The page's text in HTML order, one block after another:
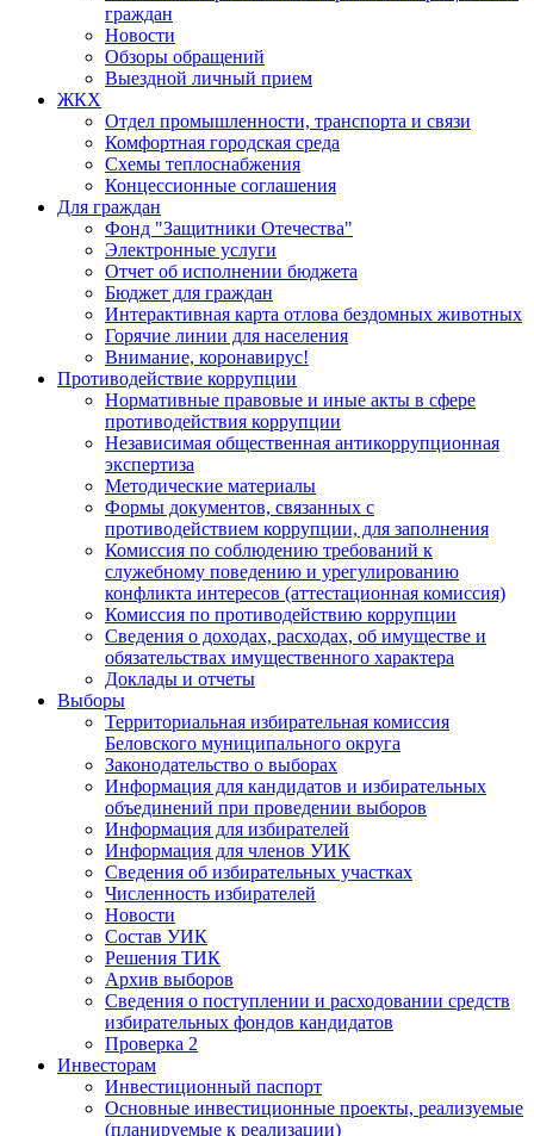
граждан
Новости
Обзоры обращений
Выездной личный прием
ЖКХ
Отдел промышленности, транспорта и связи
Комфортная городская среда
Схемы теплоснабжения
Концессионные соглашения
Для граждан
Фонд "Защитники Отечества"
Электронные услуги
Отчет об исполнении бюджета
Бюджет для граждан
Интерактивная карта отлова бездомных животных
Горячие линии для населения
Внимание, коронавирус!
Противодействие коррупции
Нормативные правовые и иные акты в сфере
противодействия коррупции
Независимая общественная антикоррупционная
экспертиза
Методические материалы
Формы документов, связанных с
противодействием коррупции, для заполнения
Комиссия по соблюдению требований к
служебному поведению и урегулированию
конфликта интересов (аттестационная комиссия)
Комиссия по противодействию коррупции
Сведения о доходах, расходах, об имуществе и
обязательствах имущественного характера
Доклады и отчеты
Выборы
Территориальная избирательная комиссия
Беловского муниципального округа
Законодательство о выборах
Информация для кандидатов и избирательных
объединений при проведении выборов
Информация для избирателей
Информация для членов УИК
Сведения об избирательных участках
Численность избирателей
Новости
Состав УИК
Решения ТИК
Архив выборов
Сведения о поступлении и расходовании средств
избирательных фондов кандидатов
Проверка 2
Инвесторам
Инвестиционный паспорт
Основные инвестиционные проекты, реализуемые
(планируемые к реализации)